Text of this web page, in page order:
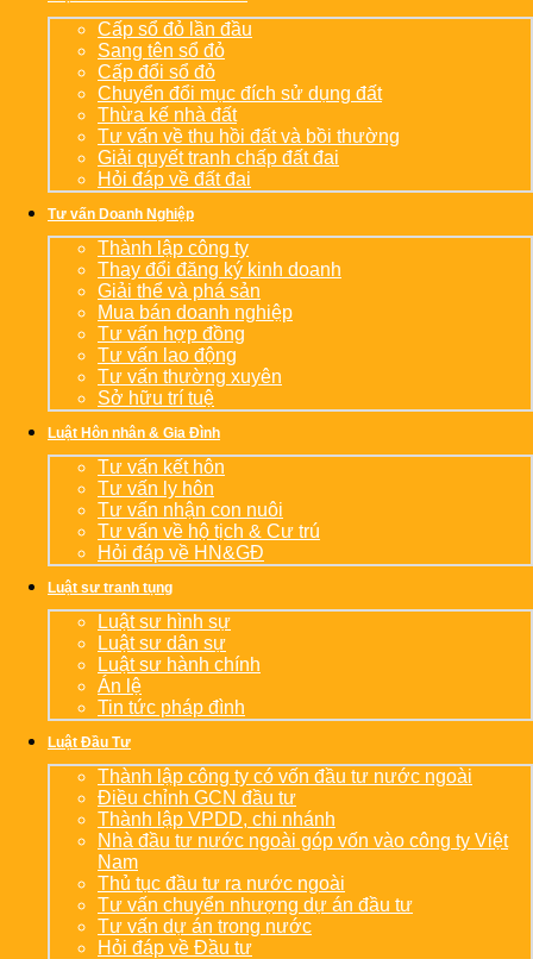
Cấp sổ đỏ lần đầu
Sang tên sổ đỏ
Cấp đổi sổ đỏ
Chuyển đổi mục đích sử dụng đất
Thừa kế nhà đất
Tư vấn về thu hồi đất và bồi thường
Giải quyết tranh chấp đất đai
Hỏi đáp về đất đai
Tư vấn Doanh Nghiệp
Thành lập công ty
Thay đổi đăng ký kinh doanh
Giải thể và phá sản
Mua bán doanh nghiệp
Tư vấn hợp đồng
Tư vấn lao động
Tư vấn thường xuyên
Sở hữu trí tuệ
Luật Hôn nhân & Gia Đình
Tư vấn kết hôn
Tư vấn ly hôn
Tư vấn nhận con nuôi
Tư vấn về hộ tịch & Cư trú
Hỏi đáp về HN&GĐ
Luật sư tranh tụng
Luật sư hình sự
Luật sư dân sự
Luật sư hành chính
Án lệ
Tin tức pháp đình
Luật Đầu Tư
Thành lập công ty có vốn đầu tư nước ngoài
Điều chỉnh GCN đầu tư
Thành lập VPDD, chi nhánh
Nhà đầu tư nước ngoài góp vốn vào công ty Việt
Nam
Thủ tục đầu tư ra nước ngoài
Tư vấn chuyển nhượng dự án đầu tư
Tư vấn dự án trong nước
Hỏi đáp về Đầu tư